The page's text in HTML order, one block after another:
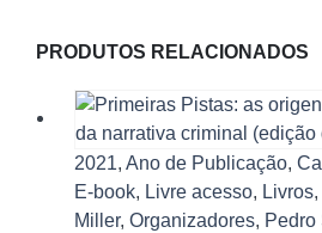
PRODUTOS RELACIONADOS
2021, Ano de Publicação,
E-book, Livre acesso, Livros,
Miller, Organizadores, Pedro